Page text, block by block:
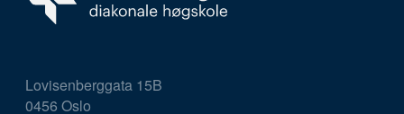
Lovisenberggata 15B
0456 Oslo